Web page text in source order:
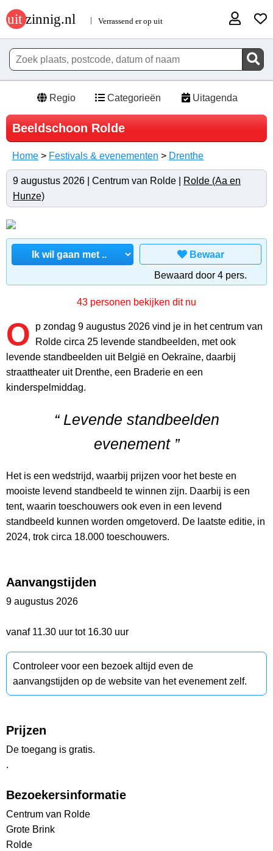
Regio Categorieën Uitagenda
Beeldschoon Rolde
Home > Festivals & evenementen > Drenthe
9 augustus 2026 | Centrum van Rolde |
Rolde (Aa en
Hunze)
Bewaar
Bewaard door 4 pers.
43 personen bekijken dit nu
O
p zondag 9 augustus 2026 vind je in het centrum van
Rolde circa 25 levende standbeelden, met ook
levende standbeelden uit België en Oekraïne, daarbij
straattheater uit Drenthe, een Braderie en een
kinderspelmiddag.
“ Levende standbeelden
evenement ”
Het is een wedstrijd, waarbij prijzen voor het beste en
mooiste levend standbeeld te winnen zijn. Daarbij is een
tent, waarin toeschouwers ook even in een levend
standbeeld kunnen worden omgetoverd. De laatste editie, in
2024, trok circa 18.000 toeschouwers.
Aanvangstijden
9 augustus 2026
vanaf 11.30 uur tot 16.30 uur
Controleer voor een bezoek altijd even de
aanvangstijden op de website van het evenement zelf.
Prijzen
De toegang is gratis.
.
Bezoekersinformatie
Centrum van Rolde
Grote Brink
Rolde